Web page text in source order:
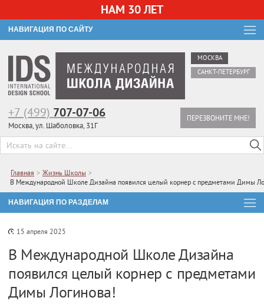
НАМ 30 ЛЕТ
НАВИГАЦИЯ ПО САЙТУ
МОСКВА
САНКТ-ПЕТЕРБУРГ
ПЕРЕЗВОНИТЕ МНЕ!
+7 (499) 707-07-06
Москва, ул. Шаболовка, 31Г
Главная > Жизнь Школы >
В Международной Школе Дизайна появился целый корнер с предметами Димы
15 апреля 2025
В Международной Школе Дизайна
появился целый корнер с предметами
Димы Логинова!
НАВИГАЦИЯ ПО РАЗДЕЛАМ